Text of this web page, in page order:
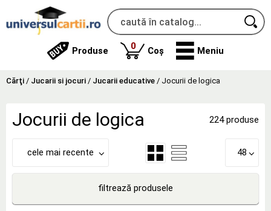
Produse 0produse
Coș Meniu
Cărţi / Jucarii si jocuri / Jucarii educative / Jocurii de logica
Jocurii de logica 224 produse
cele mai recente 48
filtrează produsele